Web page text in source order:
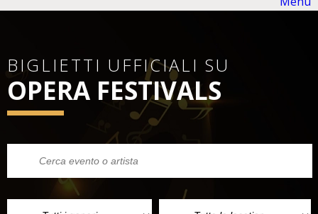
BIGLIETTI UFFICIALI SU
OPERA FESTIVALS